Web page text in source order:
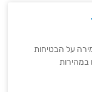
על הבטיחות
במהירות